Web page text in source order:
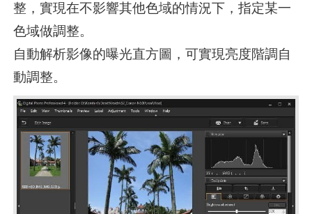
整，實現在不影響其他色域的情況下，指定某一
色域做調整。
自動解析影像的曝光直方圖，可實現亮度階調自
動調整。